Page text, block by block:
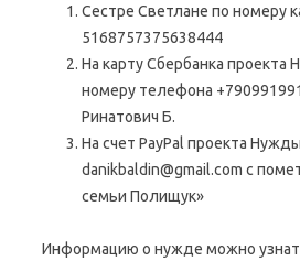
Сестре Светлане по номеру
5168757375638444
На карту Сбербанка проекта
номеру телефона
Ринатович Б.
На счет PayPal проекта
danikbaldin@gmail.com с
семьи Полищук»
Информацию о нужде можно